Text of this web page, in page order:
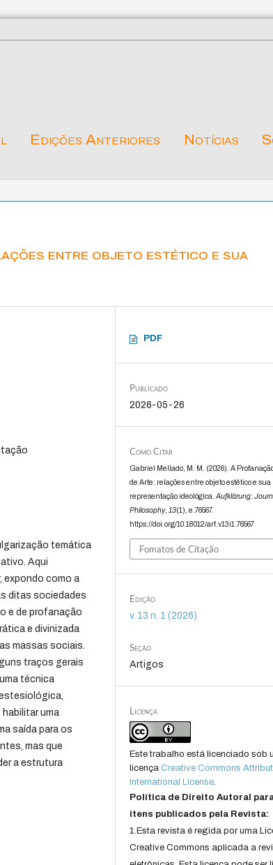
Edições Anteriores Notícias
entre objeto estético e sua
temática
Aqui
expondo como a
ditas sociedades
e de profanação
e divinizada
massas sociais.
traços gerais
técnica
uma
saída para os
mas que
a estrutura
PDF
Publicado
2026-05-26
Como Citar
Gabriel Mellado, M. M. (2026). A
de Arte: relações entre objeto estético e sua
representação ideológica.Aufklärung:
Philosophy, 13(1), e.76567.
https://doi.org/10.18012/arf.v13i1.76567
Fomatos de Citação
Edição
v. 13 n. 1 (2026)
Seção
Artigos
Licença
Este trabalho está licenciado sob
licençaCreative Commons
International License.
Política de Direito Autoral
itens publicados pela Revista:
1.Esta revista é regida por uma
Creative Commons aplicada a